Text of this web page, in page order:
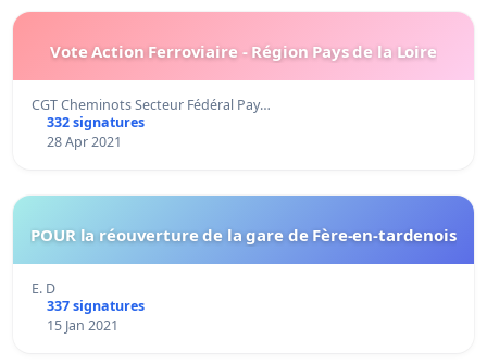
Vote Action Ferroviaire - Région Pays de la Loire
CGT Cheminots Secteur Fédéral Pay…
332 signatures
28 Apr 2021
POUR la réouverture de la gare de Fère-en-tardenois
E. D
337 signatures
15 Jan 2021